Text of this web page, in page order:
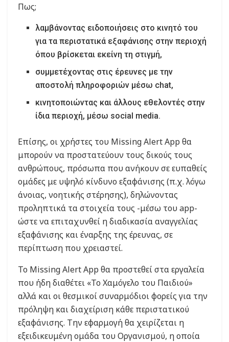
Πως;
λαμβάνοντας ειδοποιήσεις στο κινητό του
για τα περιστατικά εξαφάνισης στην περιοχή
όπου βρίσκεται εκείνη τη στιγμή,
συμμετέχοντας στις έρευνες με την
αποστολή πληροφοριών μέσω chat,
κινητοποιώντας και άλλους εθελοντές στην
ίδια περιοχή, μέσω social media.
Επίσης, οι χρήστες του Missing Alert App θα
μπορούν να προστατεύουν τους δικούς τους
ανθρώπους, πρόσωπα που ανήκουν σε ευπαθείς
ομάδες με υψηλό κίνδυνο εξαφάνισης (π.χ. λόγω
άνοιας, νοητικής στέρησης), δηλώνοντας
προληπτικά τα στοιχεία τους -μέσω του app-
ώστε να επιταχυνθεί η διαδικασία αναγγελίας
εξαφάνισης και έναρξης της έρευνας, σε
περίπτωση που χρειαστεί.
Το Missing Alert App θα προστεθεί στα εργαλεία
που ήδη διαθέτει «Το Χαμόγελο του Παιδιού»
αλλά και οι θεσμικοί συναρμόδιοι φορείς για την
πρόληψη και διαχείριση κάθε περιστατικού
εξαφάνισης. Την εφαρμογή θα χειρίζεται η
εξειδικευμένη ομάδα του Οργανισμού, η οποία